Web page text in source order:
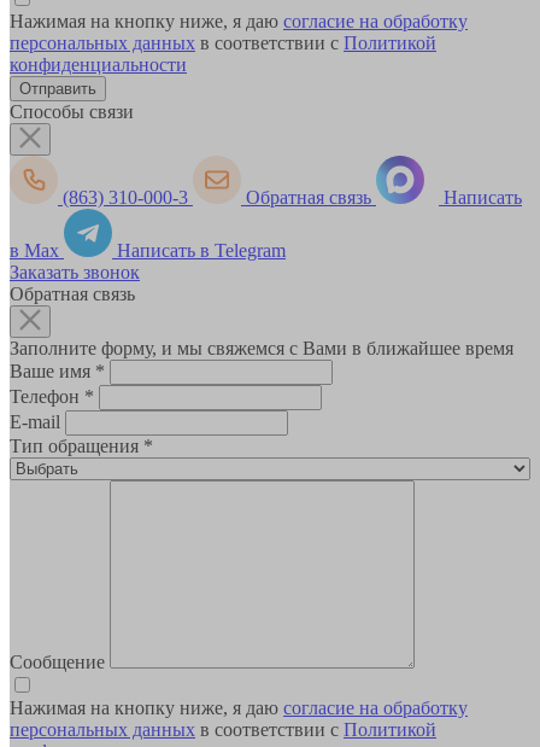
Нажимая на кнопку ниже, я даю согласие на обработку
персональных данных в соответствии с Политикой
конфиденциальности
Способы связи
(863) 310-000-3 Обратная связь Написать
в Max
Написать в Telegram
Заказать звонок
Обратная связь
Заполните форму, и мы свяжемся с Вами в ближайшее время
Ваше имя *
Телефон *
E-mail
Тип обращения *
Сообщение
Нажимая на кнопку ниже, я даю согласие на обработку
персональных данных в соответствии с Политикой